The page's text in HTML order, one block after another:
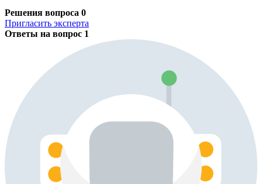
Решения вопроса 0
Пригласить эксперта
Ответы на вопрос 1